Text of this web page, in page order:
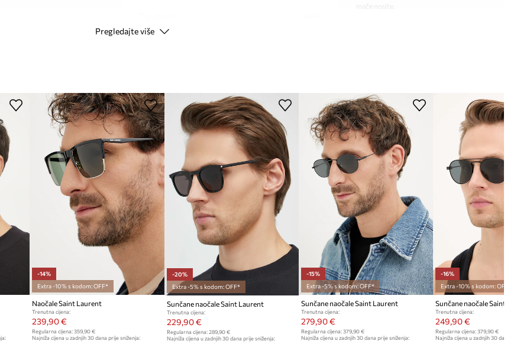
prilikama
Kod proizvođača
Boja crna
Modna marka Saint Laurent
ID Proizvoda
Pregledajte više
-14%
Extra -10% s kodom: OFF*
Naočale Saint Laurent
Trenutna cijena:
239,90 €
Regularna cijena: 359,90 €
Najniža cijena u zadnjih 30 dana prije sniženja:
-20%
Extra -5% s kodom: OFF*
Sunčane naočale Saint Laurent
Trenutna cijena:
229,90 €
Regularna cijena: 289,90 €
Najniža cijena u zadnjih 30 dana prije sniženja:
-15%
Extra -5% s kodom: OFF*
Sunčane naočale Saint Laurent
Trenutna cijena:
279,90 €
Regularna cijena:379,90 €
Najniža cijena u zadnjih 30 dana prije sniženja:
-16%
Extra -10% s kodom: OFF*
Sunčane naočale Saint
Trenutna cijena:
249,90 €
Regularna cijena: 379,90 €
Najniža cijena u zadnjih 30 dana prije